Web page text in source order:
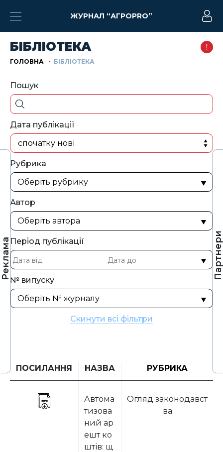
Реклама Партнери
ЖУРНАЛ “АГРОPRO”
БІБЛІОТЕКА
ГОЛОВНА БІБЛІОТЕКА
Пошук
Дата публікації
спочатку нові
Рубрика
Автор
Період публікації
№ випуску
Скинути всі фільтри
ПОСИЛАННЯ НАЗВА РУБРИКА
Автома
тизова
ний ар
ешт ко
штів: щ
Огляд законодавст
ва